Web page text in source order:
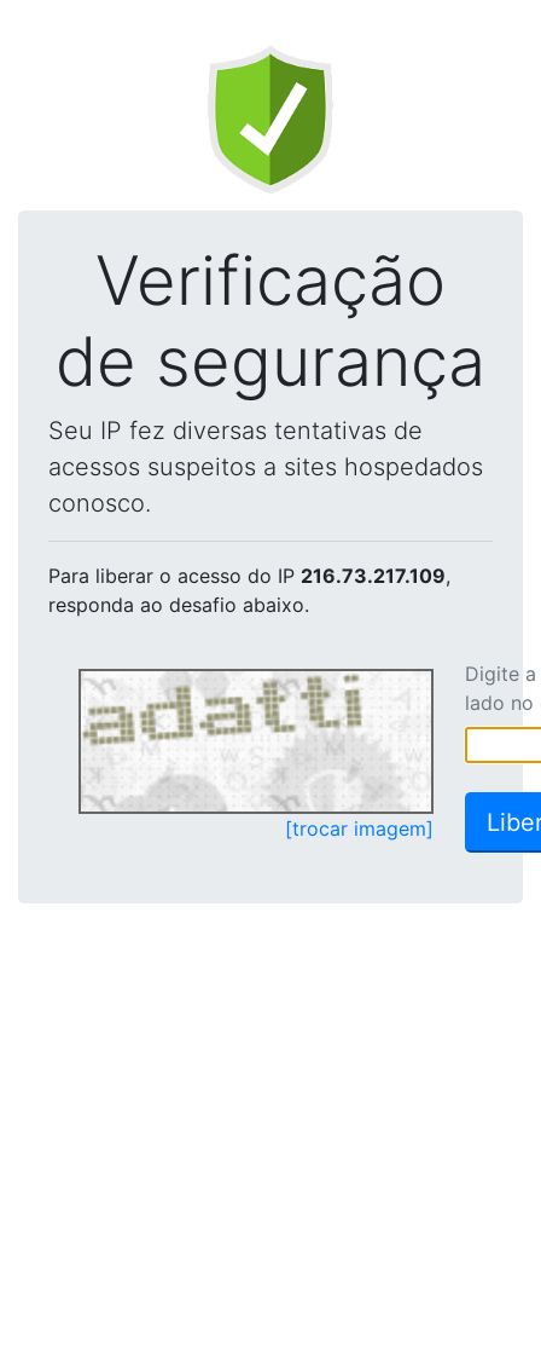
Verificação
de segurança
Seu IP fez diversas tentativas de
acessos suspeitos a sites hospedados
conosco.
Para liberar o acesso do IP 216.73.217.109,
responda ao desafio abaixo.
[trocar imagem]
Digite
lado no